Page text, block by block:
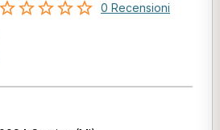
0 Recensioni